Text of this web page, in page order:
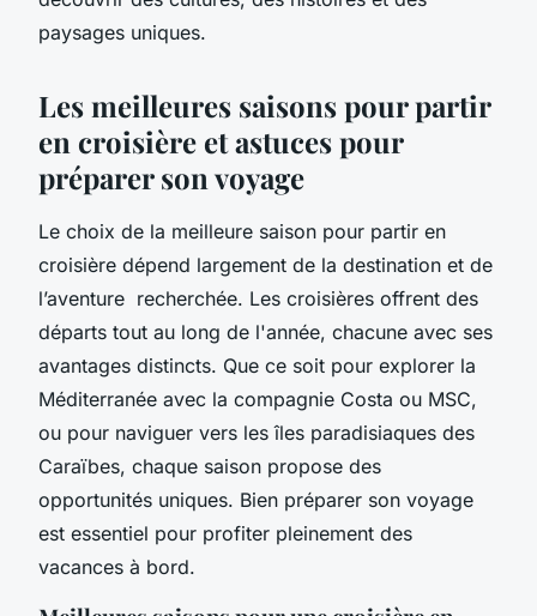
paysages uniques.
Les meilleures saisons pour partir
en croisière et astuces pour
préparer son voyage
Le choix de la meilleure saison pour partir en
croisière dépend largement de la destination et de
l’aventure recherchée. Les croisières offrent des
départs tout au long de l'année, chacune avec ses
avantages distincts. Que ce soit pour explorer la
Méditerranée avec la compagnie Costa ou MSC,
ou pour naviguer vers les îles paradisiaques des
Caraïbes, chaque saison propose des
opportunités uniques. Bien préparer son voyage
est essentiel pour profiter pleinement des
vacances à bord.